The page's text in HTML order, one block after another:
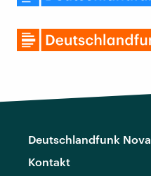
Deutschlandfunk Nova
Kontakt